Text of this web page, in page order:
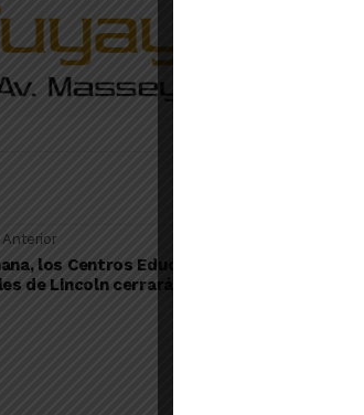
Anterior
los Centros Educativos
de Lincoln cerrarán el año